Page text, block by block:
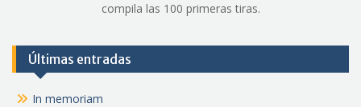
compila las 100 primeras tiras.
Últimas entradas
In memoriam